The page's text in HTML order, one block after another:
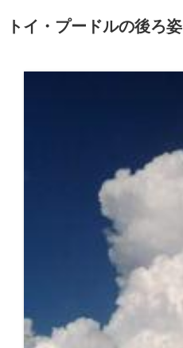
トイ・プードルの後ろ姿